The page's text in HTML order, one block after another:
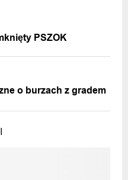
PSZOK
o burzach z gradem